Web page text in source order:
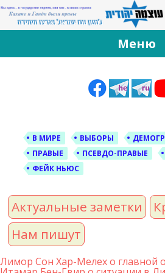
За Оцма
עוצמה יהודית ברוסית ובעברית
Меню
В МИРЕ ВЫБОРЫ
ПРАВЫЕ
ПСЕВДО-ПРАВЫЕ
ФЕЙК НЬЮС
Актуальные заметки
Нам пишут
Лимор Сон Хар-Мелех о главной